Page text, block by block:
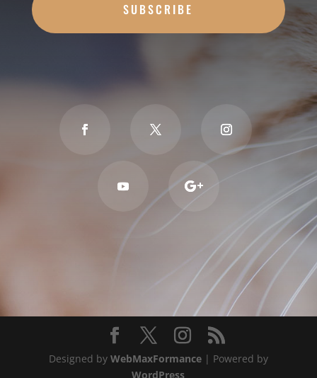
SUBSCRIBE
Designed by WebMaxFormance| Powered by
WordPress